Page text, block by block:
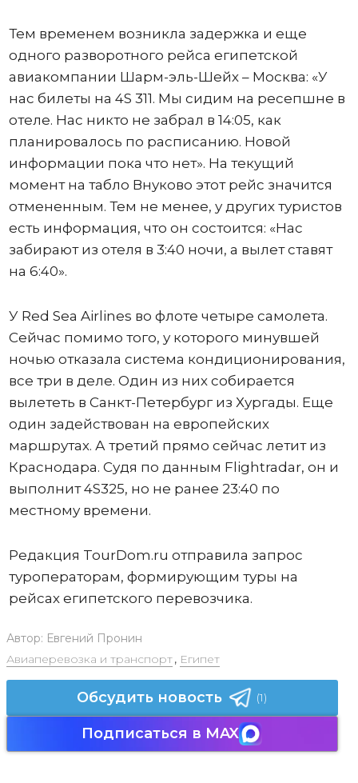
Тем временем возникла задержка и еще
одного разворотного рейса египетской
авиакомпании Шарм-эль-Шейх – Москва: «У
нас билеты на 4S 311. Мы сидим на ресепшне в
отеле. Нас никто не забрал в 14:05, как
планировалось по расписанию. Новой
информации пока что нет». На текущий
момент на табло Внуково этот рейс значится
отмененным. Тем не менее, у других туристов
есть информация, что он состоится: «Нас
забирают из отеля в 3:40 ночи, а вылет ставят
на 6:40».
У Red Sea Airlines во флоте четыре самолета.
Сейчас помимо того, у которого минувшей
ночью отказала система кондиционирования,
все три в деле. Один из них собирается
вылететь в Санкт-Петербург из Хургады. Еще
один задействован на европейских
маршрутах. А третий прямо сейчас летит из
Краснодара. Судя по данным Flightradar, он и
выполнит 4S325, но не ранее 23:40 по
местному времени.
Редакция TourDom.ru отправила запрос
туроператорам, формирующим туры на
рейсах египетского перевозчика.
Автор: Евгений Пронин
Авиаперевозка и транспорт, Египет
Обсудить новость (1)
Подписаться в MAX